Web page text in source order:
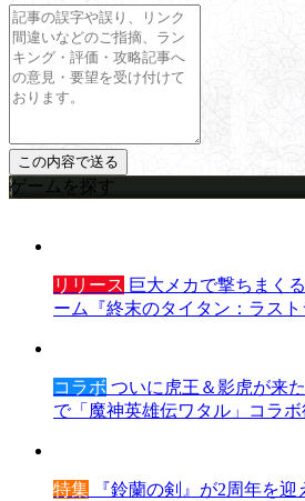
ゲームを探す
リリース 巨大メカで撃ちまく
ーム『終末のタイタン：ラスト
コラボ ついに虎王＆影虎が来
で「魔神英雄伝ワタル」コラボ
特集 『鈴蘭の剣』が2周年を